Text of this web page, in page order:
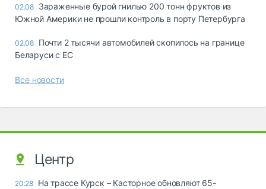
02.08 Зараженные бурой гнилью 200 тонн фруктов из
Южной Америки не прошли контроль в порту Петербурга
02.08 Почти 2 тысячи автомобилей скопилось на границе
Беларуси с ЕС
Все новости
Центр
20:28 На трассе Курск – Касторное обновляют 65-